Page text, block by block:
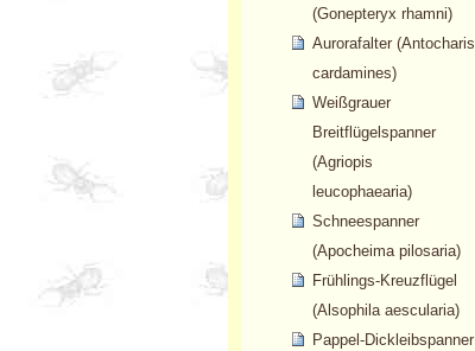
(Gonepteryx rhamni)
Aurorafalter (Antocharis
cardamines)
Weißgrauer
Breitflügelspanner
(Agriopis
leucophaearia)
Schneespanner
(Apocheima pilosaria)
Frühlings-Kreuzflügel
(Alsophila aescularia)
Pappel-Dickleibspanner